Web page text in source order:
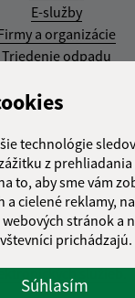
technológie
z prehliadania
to, aby sme vám
cielené reklamy,
stránok a
prichádzajú.
Súhlasím
E-služby
a organizácie
Triedenie odpadu
Aktualizované:
RSS
Správca obsahu:
obsahu je Obec
sJednotným
služieb.